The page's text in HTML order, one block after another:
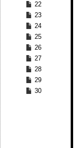
22
23
24
25
26
27
28
29
30